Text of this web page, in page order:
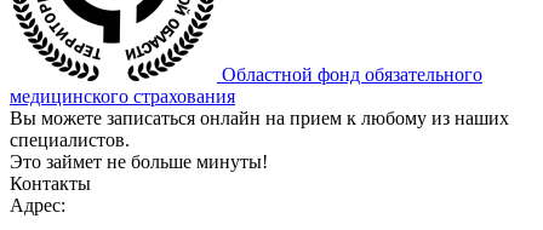
Областной фонд обязательного
медицинского страхования
Вы можете записаться онлайн на прием к любому из наших
специалистов.
Это займет не больше минуты!
Контакты
Адрес: